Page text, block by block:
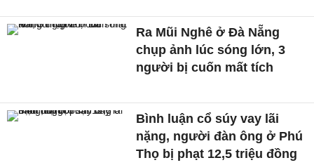
Ra Mũi Nghê ở Đà Nẵng
chụp ảnh lúc sóng lớn, 3
người bị cuốn mất tích
Bình luận cổ súy vay lãi
nặng, người đàn ông ở Phú
Thọ bị phạt 12,5 triệu đồng